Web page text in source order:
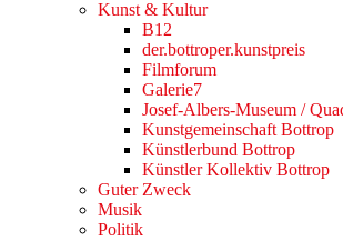
Kunst & Kultur
B12
der.bottroper.kunstpreis
Filmforum
Galerie7
Josef-Albers-Museum /
Kunstgemeinschaft Bottrop
Künstlerbund Bottrop
Künstler Kollektiv Bottrop
Guter Zweck
Musik
Politik